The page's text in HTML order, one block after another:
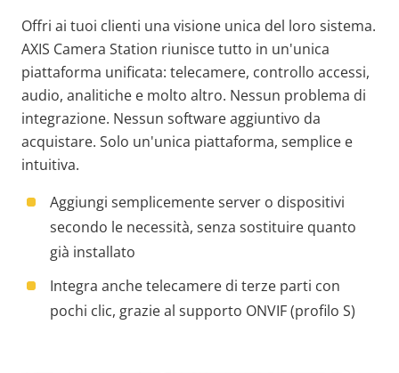
Offri ai tuoi clienti una visione unica del loro sistema.
AXIS Camera Station riunisce tutto in un'unica
piattaforma unificata: telecamere, controllo accessi,
audio, analitiche e molto altro. Nessun problema di
integrazione. Nessun software aggiuntivo da
acquistare. Solo un'unica piattaforma, semplice e
intuitiva.
Aggiungi semplicemente server o dispositivi
secondo le necessità, senza sostituire quanto
già installato
Integra anche telecamere di terze parti con
pochi clic, grazie al supporto ONVIF (profilo S)